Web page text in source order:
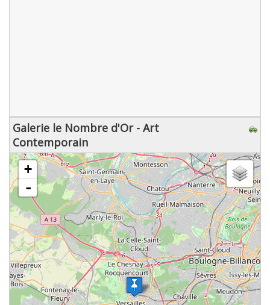
Galerie le Nombre d'Or - Art
Contemporain
chargement de la carte - veuillez patienter...
+
-